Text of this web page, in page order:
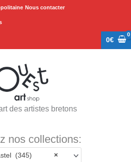
Nous contacter
0€
des artistes bretons
nos collections:
×
(345)